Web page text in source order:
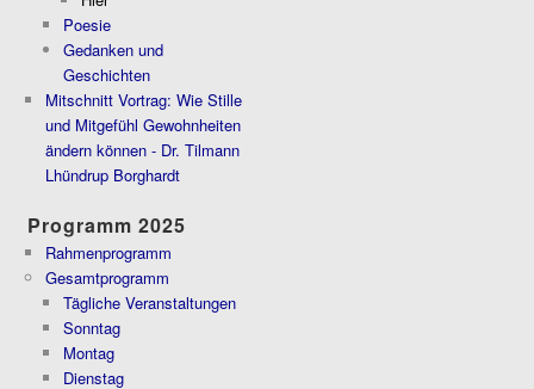
Poesie
Gedanken und
Geschichten
Mitschnitt Vortrag: Wie Stille
und Mitgefühl Gewohnheiten
ändern können - Dr. Tilmann
Lhündrup Borghardt
Programm 2025
Rahmenprogramm
Gesamtprogramm
Tägliche Veranstaltungen
Sonntag
Montag
Dienstag